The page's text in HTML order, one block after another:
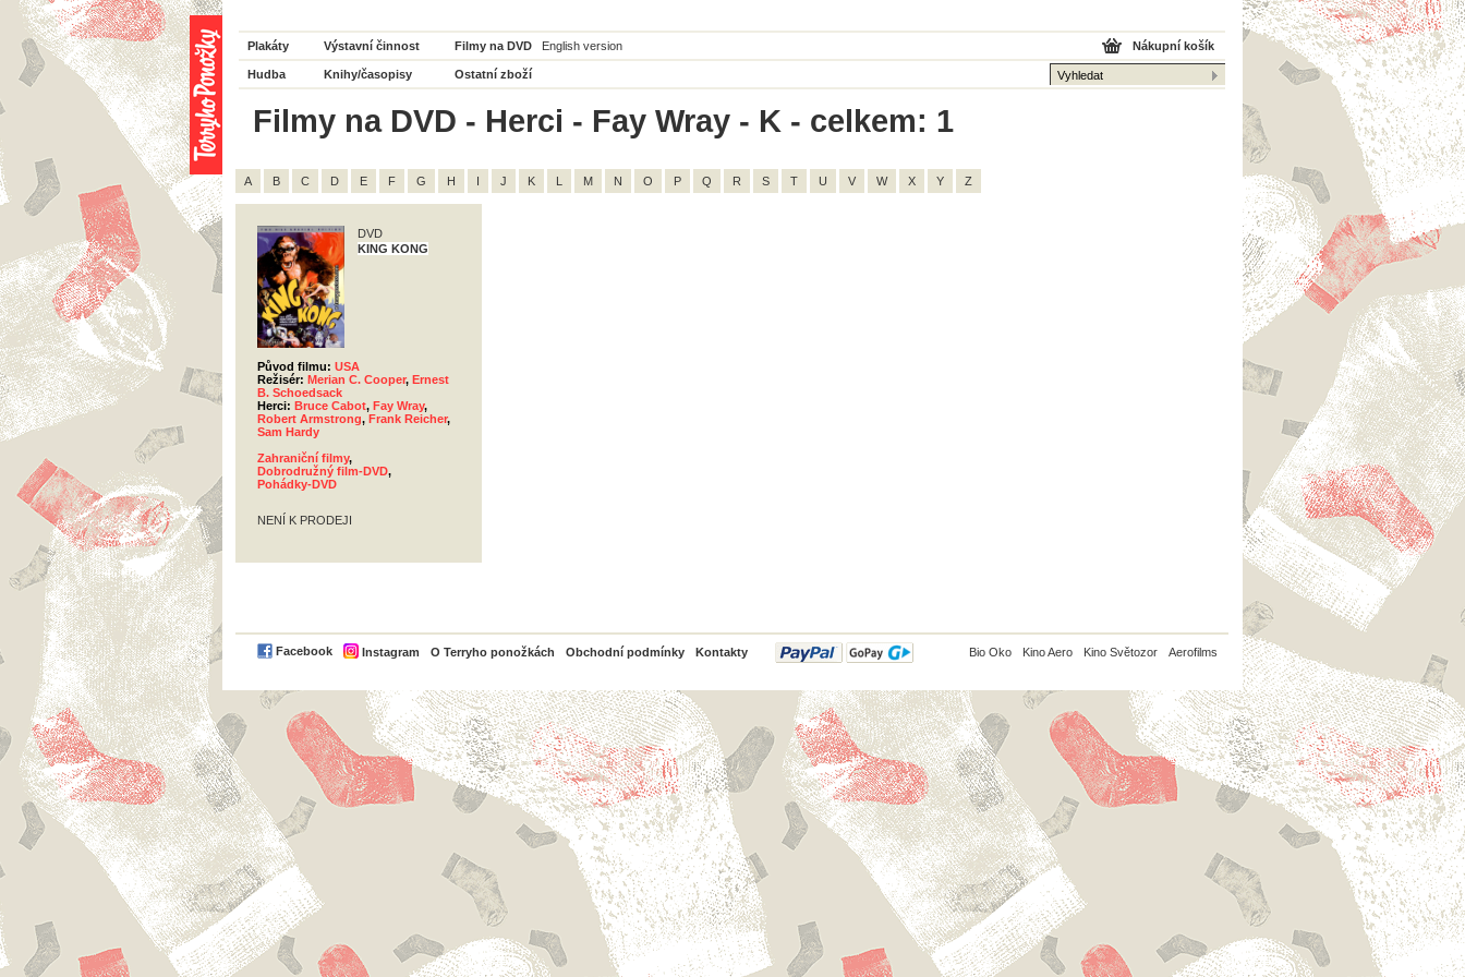
Plakáty Výstavní činnost Filmy na DVD English version
Hudba Knihy/časopisy Ostatní zboží
Nákupní košík
Filmy na DVD - Herci - Fay Wray - K - celkem: 1
A B C D E F G H I J K L M N O P Q R S T U V W X Y Z
DVD
KING KONG
Původ filmu: USA
Režisér: Merian C. Cooper, Ernest
B. Schoedsack
Herci: Bruce Cabot, Fay Wray,
Robert Armstrong, Frank Reicher,
Sam Hardy
Zahraniční filmy,
Dobrodružný film-DVD,
Pohádky-DVD
NENÍ K PRODEJI
Facebook Instagram O Terryho ponožkách Obchodní podmínky Kontakty
PayPal Bio Oko Kino Aero Kino Světozor Aerofilms